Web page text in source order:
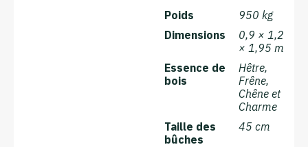
Poids
950 kg
Dimensions
0,9 × 1,2
× 1,95 m
Essence de
bois
Hêtre,
Frêne,
Chêne et
Charme
Taille des
bûches
45 cm